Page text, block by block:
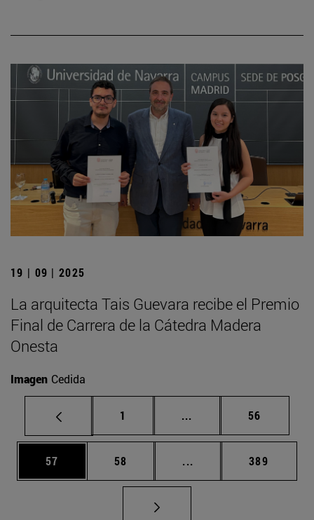
19 | 09 | 2025
La arquitecta Tais Guevara recibe el Premio
Final de Carrera de la Cátedra Madera
Onesta
Imagen Cedida
Página
1 ... Páginas intermedias
Página
56
Página
57 Página
58 ... Páginas intermedias
Página
389